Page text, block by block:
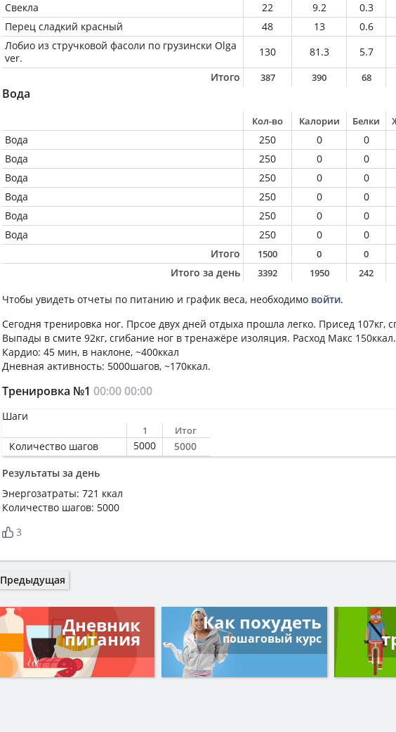
Свекла
22 9.2 0.3
Перец сладкий красный
48 13 0.6
Лобио из стручковой фасоли по грузински Olga
ver.
130 81.3 5.7
Итого
387 390 68
Вода
Кол-во Калории Белки
Вода 250 0 0
Вода
250 0 0
Вода
250 0 0
Вода
250 0 0
Вода
250 0 0
Вода
250 0 0
Итого
1500 0 0
Итого за день 3392 1950 242
Чтобы увидеть отчеты по питанию и график веса, необходимо войти.
Сегодня тренировка ног. Прсое двух дней отдыха прошла легко. Присед 107кг,
Выпады в смите 92кг, сгибание ног в тренажёре изоляция. Расход Макс 150ккал.
Кардио: 45 мин, в наклоне, ~400ккал
Дневная активность: 5000шагов, ~170ккал.
Тренировка №1 00:0000:00
Шаги
1 Итог
Количество шагов 5000
5000
Результаты за день
Энергозатраты: 721 ккал
Количество шагов: 5000
3
Предыдущая
Дневник
питания
Как похудеть
пошаговый курс